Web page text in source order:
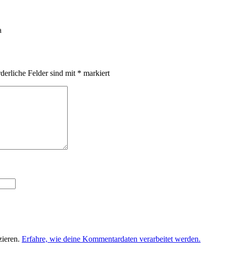
Felder sind mit * markiert
Erfahre, wie deine Kommentardaten verarbeitet werden.